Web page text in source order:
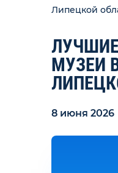
Липецкой
МУЗЕИ
8 июня 2026